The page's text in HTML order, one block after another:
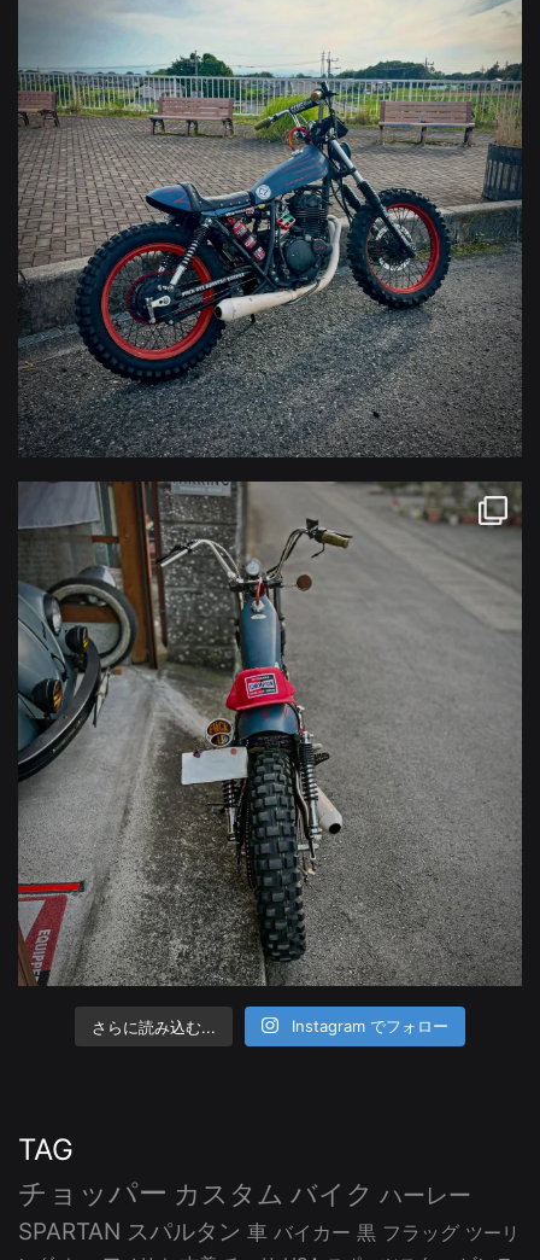
さらに読み込む... Instagram でフォロー
TAG
チョッパー カスタム バイク ハーレー
SPARTAN スパルタン 車 バイカー 黒 フラッグ ツーリ